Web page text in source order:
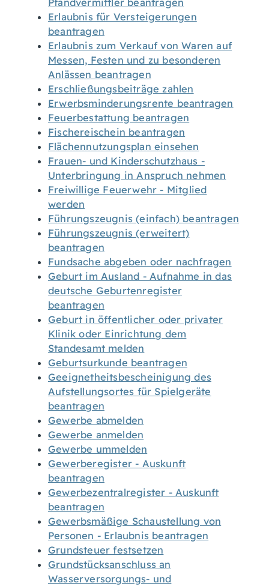
Pfandvermittler beantragen
Erlaubnis für Versteigerungen
beantragen
Erlaubnis zum Verkauf von Waren auf
Messen, Festen und zu besonderen
Anlässen beantragen
Erschließungsbeiträge zahlen
Erwerbsminderungsrente beantragen
Feuerbestattung beantragen
Fischereischein beantragen
Flächennutzungsplan einsehen
Frauen- und Kinderschutzhaus -
Unterbringung in Anspruch nehmen
Freiwillige Feuerwehr - Mitglied
werden
Führungszeugnis (einfach) beantragen
Führungszeugnis (erweitert)
beantragen
Fundsache abgeben oder nachfragen
Geburt im Ausland - Aufnahme in das
deutsche Geburtenregister
beantragen
Geburt in öffentlicher oder privater
Klinik oder Einrichtung dem
Standesamt melden
Geburtsurkunde beantragen
Geeignetheitsbescheinigung des
Aufstellungsortes für Spielgeräte
beantragen
Gewerbe abmelden
Gewerbe anmelden
Gewerbe ummelden
Gewerberegister - Auskunft
beantragen
Gewerbezentralregister - Auskunft
beantragen
Gewerbsmäßige Schaustellung von
Personen - Erlaubnis beantragen
Grundsteuer festsetzen
Grundstücksanschluss an
Wasserversorgungs- und